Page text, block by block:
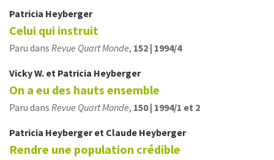
Patricia Heyberger
Celui qui instruit
Paru dans Revue Quart Monde, 152 | 1994/4
VickyW. et Patricia Heyberger
On a eu des hauts ensemble
Paru dans Revue Quart Monde, 150 | 1994/1 et 2
Patricia Heybergeret Claude Heyberger
Rendre une population crédible